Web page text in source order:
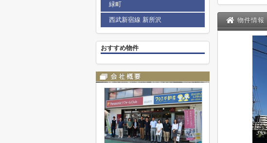
物件情報
緑町
西武新宿線 新所沢
おすすめ物件